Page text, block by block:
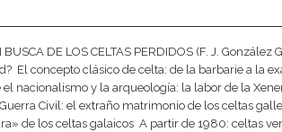
DE LOS CELTAS PERDIDOS (F. J. González
El concepto clásico de celta: de la barbarie a la
nacionalismo y la arqueología: la labor de la
Civil: el extraño matrimonio de los celtas
de los celtas galaicos  A partir de 1980: celtas